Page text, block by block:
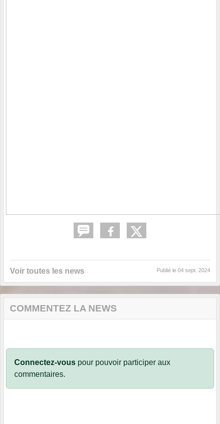
Voir toutes les news Publié le 04 sept. 2024
COMMENTEZ LA NEWS
Connectez-vous pour pouvoir participer aux
commentaires.